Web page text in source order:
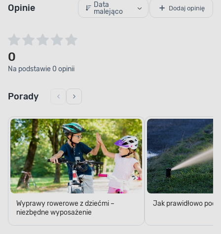
Opinie
Data
malejąco
Dodaj opinię
0
Na podstawie 0 opinii
Porady
Wyprawy rowerowe z dziećmi –
niezbędne wyposażenie
Jak prawidłowo